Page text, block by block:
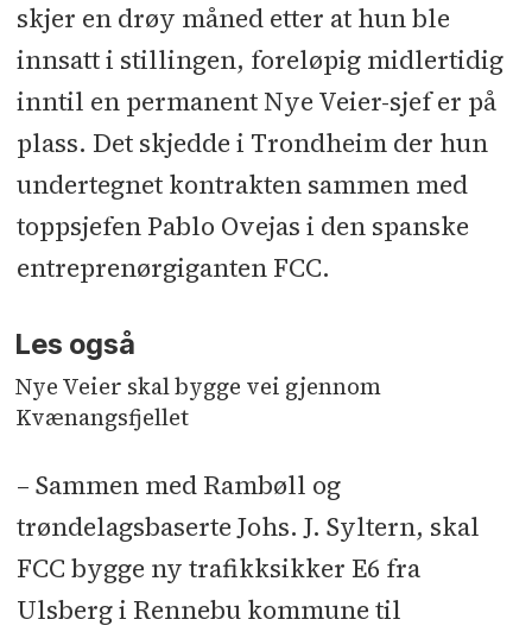
skjer en drøy måned etter at hun ble
innsatt i stillingen, foreløpig midlertidig
inntil en permanent Nye Veier-sjef er på
plass. Det skjedde i Trondheim der hun
undertegnet kontrakten sammen med
toppsjefen Pablo Ovejas i den spanske
entreprenørgiganten FCC.
Les også
Nye Veier skal bygge vei gjennom
Kvænangsfjellet
– Sammen med Rambøll og
trøndelagsbaserte Johs. J. Syltern, skal
FCC bygge ny trafikksikker E6 fra
Ulsberg i Rennebu kommune til